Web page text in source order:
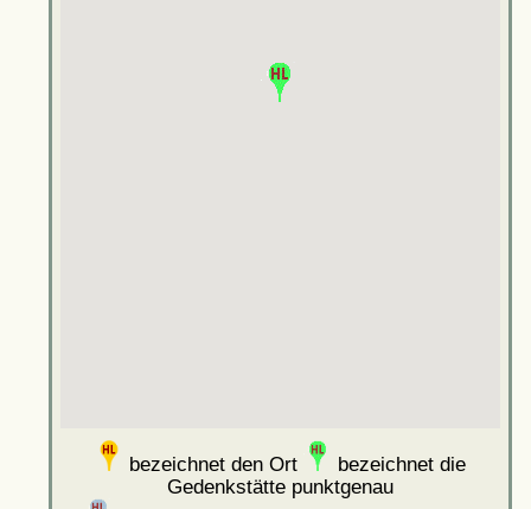
bezeichnet den Ort
bezeichnet die
Gedenkstätte punktgenau